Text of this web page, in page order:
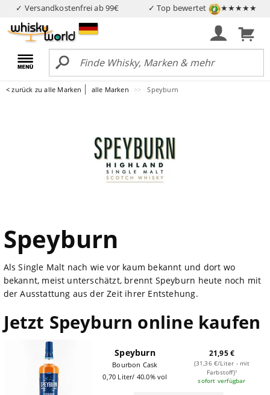
✓ Versandkostenfrei ab 99€ ✓ Top bewertet ★★★★★
< zurück zu alle Marken alle Marken Speyburn
Speyburn
Als Single Malt nach wie vor kaum bekannt und dort wo
bekannt, meist unterschätzt, brennt Speyburn heute noch mit
der Ausstattung aus der Zeit ihrer Entstehung.
Jetzt Speyburn online kaufen
Speyburn
Bourbon Cask
0,70 Liter/ 40.0% vol
21,95 €
(31,36 €/Liter - mit
Farbstoff)¹
sofort verfügbar